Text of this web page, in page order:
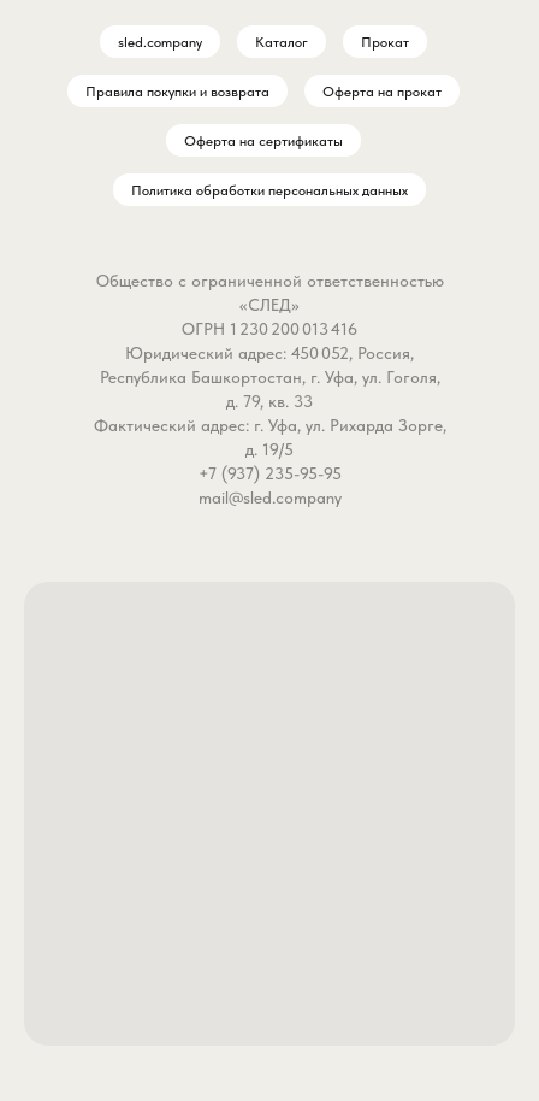
sled.company Каталог Прокат
Правила покупки и возврата Оферта на прокат
Оферта на сертификаты
Политика обработки персональных данных
Общество с ограниченной ответственностью
«СЛЕД»
ОГРН 1 230 200 013 416
Юридический адрес: 450 052, Россия,
Республика Башкортостан, г. Уфа, ул. Гоголя,
д. 79, кв. 33
Фактический адрес: г. Уфа, ул. Рихарда Зорге,
д. 19/5
+7 (937) 235-95-95
mail@sled.company